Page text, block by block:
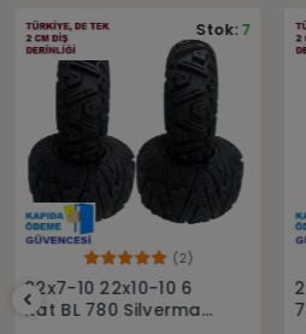
(2)
22x7-10 22x10-10 6
Kat BL 780 Silvermax
Stok:7